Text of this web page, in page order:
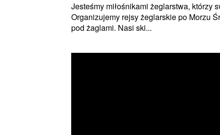
Jesteśmy miłośnikami żeglarstwa,
Organizujemy rejsy żeglarskie po Morzu
pod żaglami. Nasi ski...